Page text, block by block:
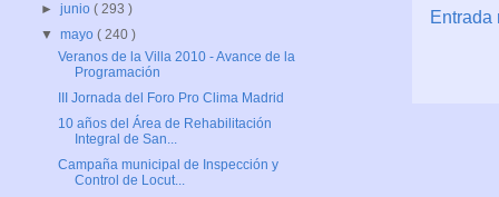
Entrada
►junio( 293 )
▼mayo( 240 )
Veranos de la Villa 2010 - Avance de la
Programación
III Jornada del Foro Pro Clima Madrid
10 años del Área de Rehabilitación
Integral de San...
Campaña municipal de Inspección y
Control de Locut...